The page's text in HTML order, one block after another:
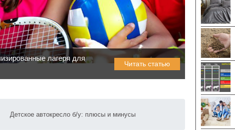
лагеря для
Читать статью
Детское автокресло б/у: плюсы и минусы